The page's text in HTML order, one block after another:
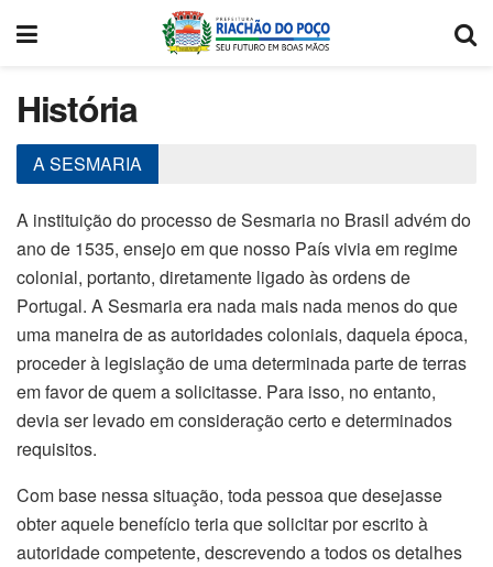
História
A SESMARIA
A instituição do processo de Sesmaria no Brasil advém do
ano de 1535, ensejo em que nosso País vivia em regime
colonial, portanto, diretamente ligado às ordens de
Portugal. A Sesmaria era nada mais nada menos do que
uma maneira de as autoridades coloniais, daquela época,
proceder à legislação de uma determinada parte de terras
em favor de quem a solicitasse. Para isso, no entanto,
devia ser levado em consideração certo e determinados
requisitos.
Com base nessa situação, toda pessoa que desejasse
obter aquele benefício teria que solicitar por escrito à
autoridade competente, descrevendo a todos os detalhes